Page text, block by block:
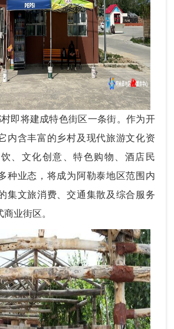
将建成特色街区一条街。作为开
内含丰富的乡村及现代旅游文化资
、文化创意、特色购物、酒店民
种业态，将成为阿勒泰地区范围内
集文旅消费、交通集散及综合服务
业街区。